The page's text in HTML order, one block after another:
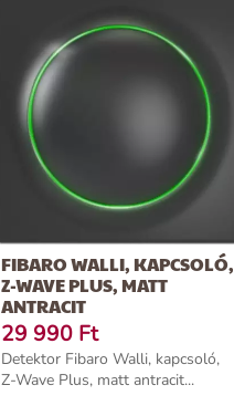
FIBARO WALLI, KAPCSOLÓ,
Z-WAVE PLUS, MATT
ANTRACIT
29 990 Ft
Detektor Fibaro Walli, kapcsoló,
Z-Wave Plus, matt antracit...